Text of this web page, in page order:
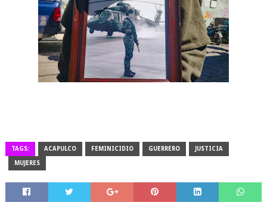
TAGS: ACAPULCO FEMINICIDIO GUERRERO JUSTICIA
MUJERES